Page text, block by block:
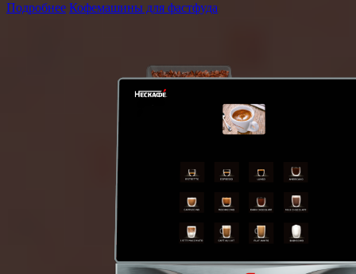
Подробнее Кофемашины для фастфуда